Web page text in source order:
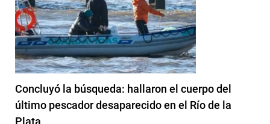
Concluyó la búsqueda: hallaron el cuerpo del
último pescador desaparecido en el Río de la
Plata